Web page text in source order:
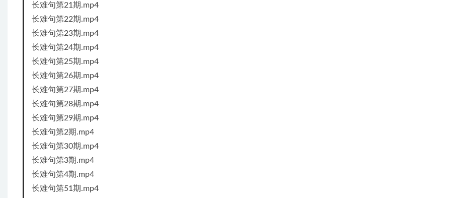
长难句第21期.mp4
长难句第22期.mp4
长难句第23期.mp4
长难句第24期.mp4
长难句第25期.mp4
长难句第26期.mp4
长难句第27期.mp4
长难句第28期.mp4
长难句第29期.mp4
长难句第2期.mp4
长难句第30期.mp4
长难句第3期.mp4
长难句第4期.mp4
长难句第51期.mp4